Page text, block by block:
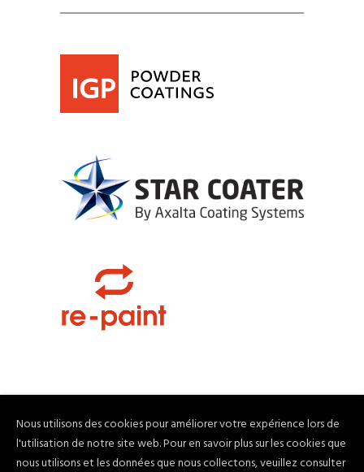
© Depuis 2006KAREDESS- Création de
Nous utilisons des cookies pour améliorer votre expérience lors de
l'utilisation de notre site web. Pour en savoir plus sur les cookies que
nous utilisons et les données que nous collectons, veuillez consulter